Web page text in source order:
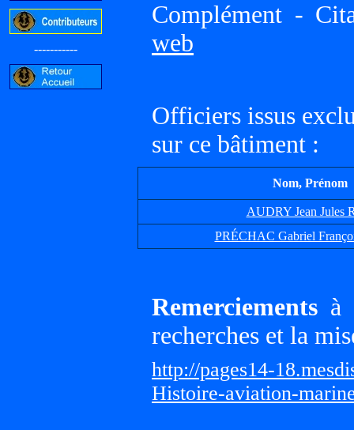
-----------
Complément -
web
Officiers issus
sur ce bâtiment :
Nom, Prénom
AUDRY Jean Jules
PRÉCHAC Gabriel
Remerciements à
recherches et la
http://pages14-
Histoire-aviation-